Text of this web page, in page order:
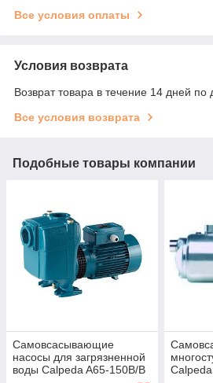
Все условия оплаты
Условия возврата
Возврат товара в течение 14 дней по
Все условия возврата
Подобные товары компании
Самовсасывающие
насосы для загрязненной
воды Calpeda A65-150B/B